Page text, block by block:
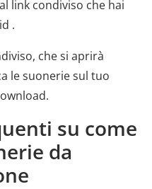
link condiviso che hai
.
che si aprirà
le suonerie sul tuo
su come
da